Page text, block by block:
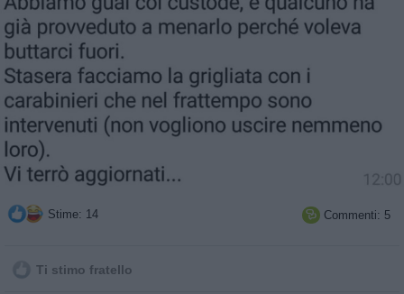
Stime: 14  Commenti: 5
Ti stimo fratello